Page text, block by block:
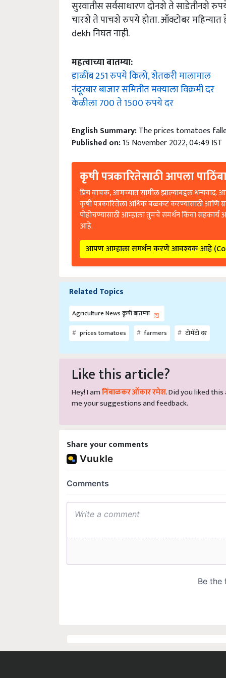
चारशे ते पाचशे रुपये होता. ऑक्टोबर महिन्यात
dekh निघत नाही.
महत्वाच्या बातम्या:
डाळींब 251 रुपये किलो, शेतकरी मालामाल
नंदूरबार बाजार समितीत मक्याला विक्रमी दर
केळीला 700 ते 1500 रुपये दर
English Summary: The prices tomatoes
Published on:15 November 2022, 04:49 IST
कृषी पत्रकारितेसाठी आपला
प्रिय वाचक, आमच्यात सामील झाल्याबद्दल धन्यवाद.
कृषी पत्रकारितेला अधिक बळकट करण्यासाठी आणि
पोहोचण्यासाठी आम्हाला तुमचे समर्थन किंवा
आहे.
आपण आम्हाला समर्थन करणे आवश्यक आहे
Related Topics
Agriculture News कृषी बातम्या
prices tomatoes
farmers टोमॅटो दर
Like this article?
Hey! I am निंबाळकर ओंकार रमेश . Did you liked
me your suggestions and feedback.
Share your comments